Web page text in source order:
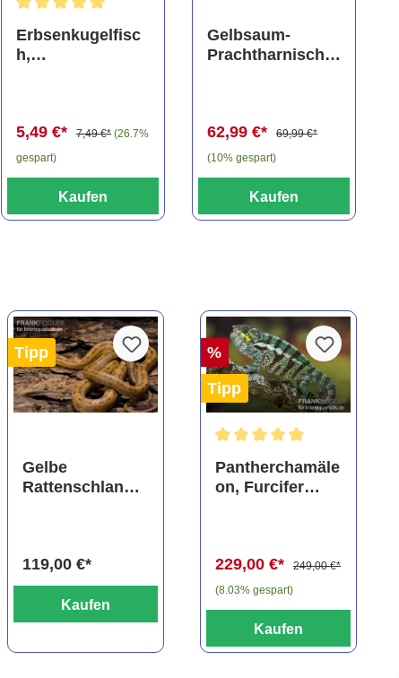
Erbsenkugelfisc
h,
5,49 €*
7,49 €* (26.7%
gespart)
Kaufen
Gelbsaum-
Prachtharnischw
62,99 €*
69,99 €*
(10% gespart)
Kaufen
Tipp
Gelbe
Rattenschlange,
119,00 €*
Kaufen
%
Tipp
Pantherchamäle
on, Furcifer
229,00 €*
249,00 €*
(8.03% gespart)
Kaufen